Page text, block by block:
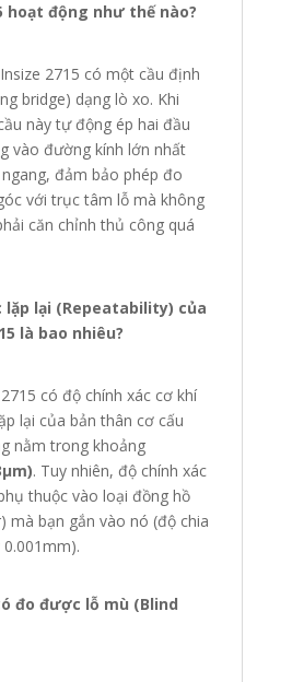
hoạt động như thế nào?
2715 có một cầu định
bridge) dạng lò xo. Khi
này tự động ép hai đầu
vào đường kính lớn nhất
đảm bảo phép đo
với trục tâm lỗ mà không
căn chỉnh thủ công quá
lặp lại (Repeatability) của
là bao nhiêu?
có độ chính xác cơ khí
lại của bản thân cơ cấu
nằm trong khoảng
. Tuy nhiên, độ chính xác
thuộc vào loại đồng hồ
mà bạn gắn vào nó (độ chia
đo được lỗ mù (Blind